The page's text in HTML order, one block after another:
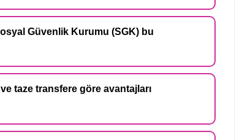
Güvenlik Kurumu (SGK) bu
taze transfere göre avantajları